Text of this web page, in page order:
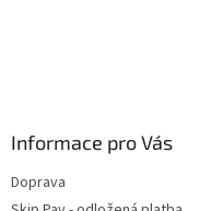
Informace pro Vás
Doprava